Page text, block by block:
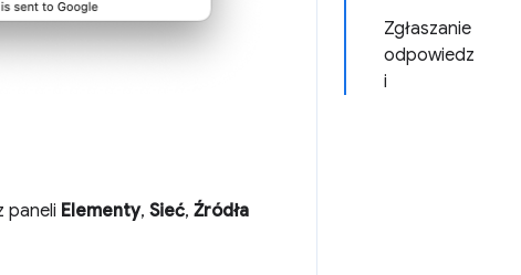
Zgłaszanie
odpowiedz
i
paneli Elementy, Sieć, Źródła